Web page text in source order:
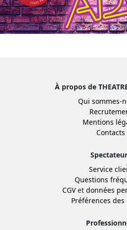
À propos de
Qui sommes-
Mentions
Contacts
Service
Questions
CGVet données
Préférences des